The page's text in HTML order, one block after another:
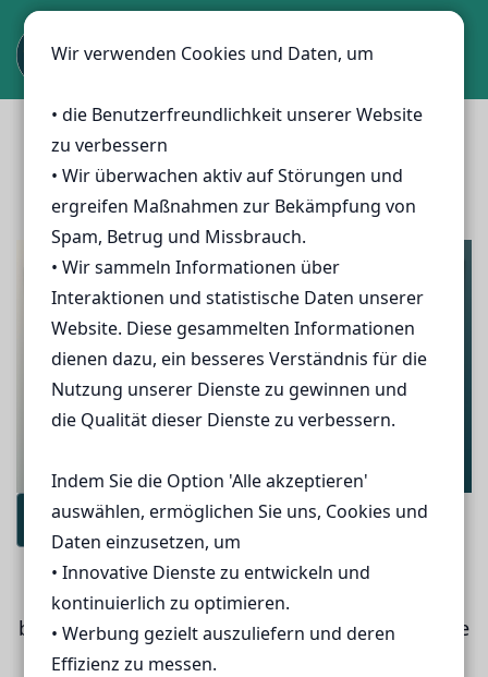
Im Katalog blättern
Bequem nach Hause bestellen
Bestellt kostenlos unseren aktuellen Katalog
bequem nach Hause und findet eure persönliche
Traumreise!
Wir verwenden Cookies und Daten, um
• die Benutzerfreundlichkeit unserer Website
zu verbessern
• Wir überwachen aktiv auf Störungen und
ergreifen Maßnahmen zur Bekämpfung von
Spam, Betrug und Missbrauch.
• Wir sammeln Informationen über
Interaktionen und statistische Daten unserer
Website. Diese gesammelten Informationen
dienen dazu, ein besseres Verständnis für die
Nutzung unserer Dienste zu gewinnen und
die Qualität dieser Dienste zu verbessern.
Indem Sie die Option 'Alle akzeptieren'
auswählen, ermöglichen Sie uns, Cookies und
Daten einzusetzen, um
• Innovative Dienste zu entwickeln und
kontinuierlich zu optimieren.
• Werbung gezielt auszuliefern und deren
Effizienz zu messen.
Wir verwenden Cookies und Daten, um
• die Benutzerfreundlichkeit unserer Website
zu verbessern
• Wir überwachen aktiv auf Störungen und
ergreifen Maßnahmen zur Bekämpfung von
Spam, Betrug und Missbrauch.
• Wir sammeln Informationen über
Interaktionen und statistische Daten unserer
Website. Diese gesammelten Informationen
dienen dazu, ein besseres Verständnis für die
Nutzung unserer Dienste zu gewinnen und
die Qualität dieser Dienste zu verbessern.
Indem Sie die Option 'Alle akzeptieren'
auswählen, ermöglichen Sie uns, Cookies und
Daten einzusetzen, um
• Innovative Dienste zu entwickeln und
kontinuierlich zu optimieren.
• Werbung gezielt auszuliefern und deren
Effizienz zu messen.